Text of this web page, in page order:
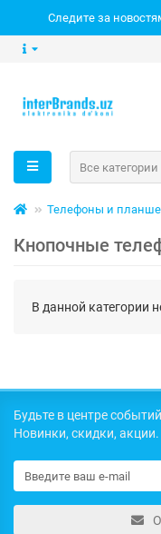
Следите за
Все категории
Телефоны и
Кнопочные
В данной категории
Будьте в центре
Новинки, скидки, акции.